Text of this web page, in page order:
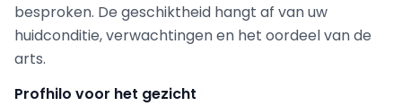
besproken. De geschiktheid hangt af van uw
huidconditie, verwachtingen en het oordeel van de
arts.
Profhilo voor het gezicht